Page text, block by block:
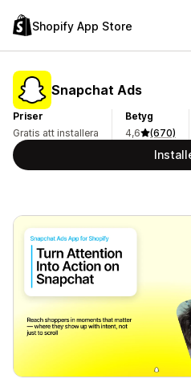
Shopify App Store
Snapchat Ads
Priser
Gratis att installera
Betyg
4,6
(670)